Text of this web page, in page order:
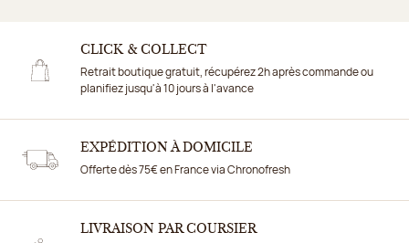
CLICK & COLLECT
Retrait boutique gratuit, récupérez 2h après commande ou
planifiez jusqu'à 10 jours à l'avance
EXPÉDITION À DOMICILE
Offerte dès 75€ en France via Chronofresh
LIVRAISON PAR COURSIER